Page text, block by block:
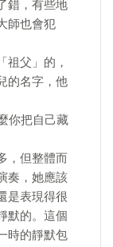
錯，有些地
師也會犯
祖父」的，
的名字，他
你把自己藏
，但整體而
奏，她應該
是表現得很
默的。這個
時的靜默包